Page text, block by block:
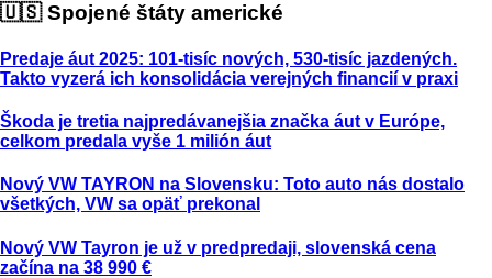
🇺🇸 Spojené štáty americké
Predaje áut 2025: 101-tisíc nových, 530-tisíc jazdených.
Takto vyzerá ich konsolidácia verejných financií v praxi
Škoda je tretia najpredávanejšia značka áut v Európe,
celkom predala vyše 1 milión áut
Nový VW TAYRON na Slovensku: Toto auto nás dostalo
všetkých, VW sa opäť prekonal
Nový VW Tayron je už v predpredaji, slovenská cena
začína na 38 990 €